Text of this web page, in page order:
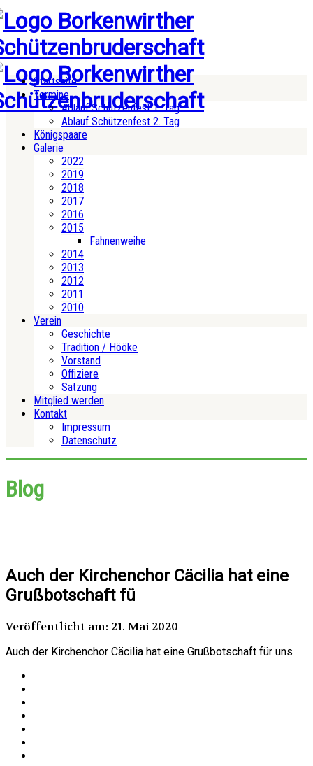
Startseite
Termine
Ablauf Schützenfest 1. Tag
Ablauf Schützenfest 2. Tag
Königspaare
Galerie
2022
2019
2018
2017
2016
2015
Fahnenweihe
2014
2013
2012
2011
2010
Verein
Geschichte
Tradition / Hööke
Vorstand
Offiziere
Satzung
Mitglied werden
Kontakt
Impressum
Datenschutz
Blog
Auch der Kirchenchor Cäcilia hat eine
Grußbotschaft fü
Veröffentlicht am: 21. Mai 2020
Auch der Kirchenchor Cäcilia hat eine Grußbotschaft für uns